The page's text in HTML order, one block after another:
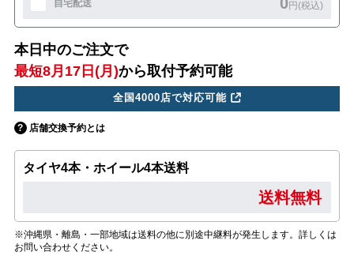
自宅配送 円(税込)
本日中のご注文で
最短8月17日(月)から取付予約可能
全国4000店で対応可能
店舗交換予約とは
タイヤ4本・ホイール4本送料
送料無料
※沖縄県・離島・一部地域は送料の他に別途中継料が発生します。詳しくは
お問い合わせください。